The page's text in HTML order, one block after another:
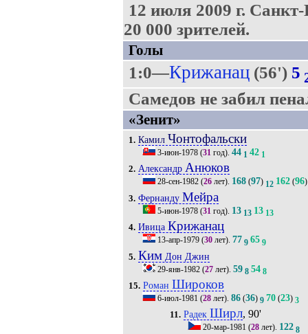
12 июля 2009 г. Санкт-
20 000 зрителей.
Голы
1:0—Крижанац(56') 5
Самедов не забил
«Зенит»
1. Камил Чонтофальски
3-июн-1978(31год). 44 1 42 1
2. Александр Анюков
28-сен-1982(26лет). 168(97) 12 162(96)
3. Фернанду Мейра
5-июн-1978(31 год). 13 13 13 13
4. Ивица Крижанац
13-апр-1979(30лет). 77 9 65 9
5. КимДон Джин
29-янв-1982(27лет). 59 8 54 8
15. Роман Широков
6-июл-1981 (28лет). 86(36) 9 70(23) 3
11. Радек Ширл, 90'
20-мар-1981 (28 лет). 122 8